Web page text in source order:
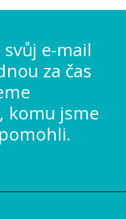
e-mail
za čas
komu jsme